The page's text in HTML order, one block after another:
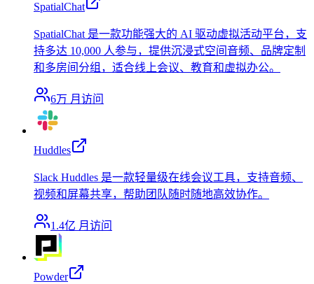
SpatialChat
SpatialChat 是一款功能强大的 AI 驱动虚拟活动平台，支
持多达 10,000 人参与，提供沉浸式空间音频、品牌定制
和多房间分组，适合线上会议、教育和虚拟办公。
6万 月访问
Huddles
Slack Huddles 是一款轻量级在线会议工具，支持音频、
视频和屏幕共享，帮助团队随时随地高效协作。
1.4亿 月访问
Powder